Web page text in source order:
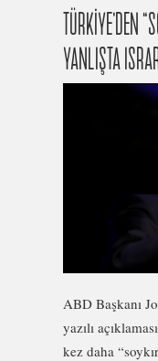
TÜRKİYE’DEN
YANLIŞTA
ABD Başkanı
yazılı
kez daha